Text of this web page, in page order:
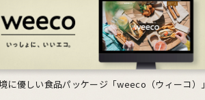
に優しい食品パッケージ「weeco（ウィーコ）」